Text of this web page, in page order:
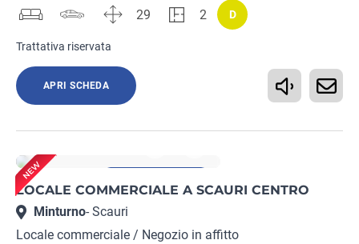
29 2 D
Trattativa riservata
APRI SCHEDA
LOCALE COMMERCIALE A SCAURI CENTRO
Minturno- Scauri
Locale commerciale / Negozio in affitto